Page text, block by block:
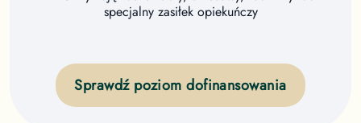
specjalny zasiłek opiekuńczy
Sprawdź poziom dofinansowania